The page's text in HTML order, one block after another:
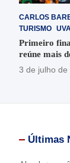
CARLOS
TURISMO
Primeiro
reúne mais
Barbosa
3 de julho de
Últimas